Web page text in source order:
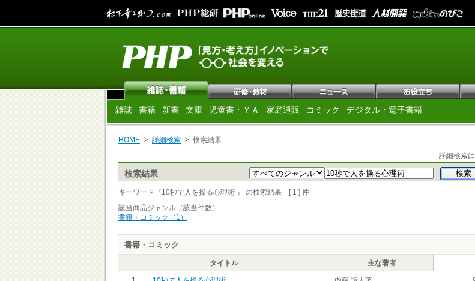
雑誌 書籍 新書 文庫 児童書・ＹＡ 家庭通販 コミック デジタル・電子書籍
HOME 詳細検索
検索結果
詳細検索は
検索結果
キーワード『10秒で人を操る心理術 』 の検索結果 [ 1 ] 件
該当商品ジャンル（該当件数）
書籍・コミック（1）
書籍・コミック
タイトル 主な著者